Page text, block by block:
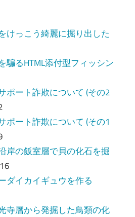
けっこう綺麗に掘り出した
騙るHTML添付型フィッシン
ポート詐欺について (その2
ポート詐欺について (その1
岸の飯室層で貝の化石を掘
ダイカイギュウを作る
寺層から発掘した鳥類の化